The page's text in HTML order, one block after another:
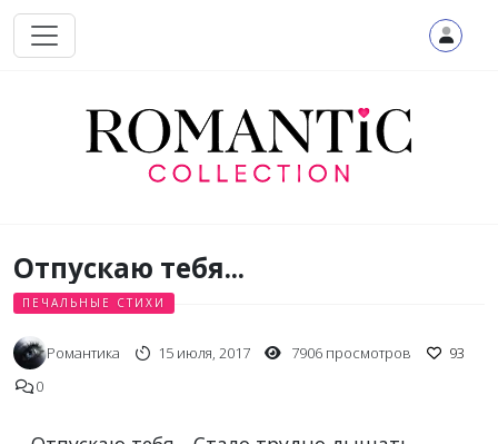
Перейти к основному содержанию
Отпускаю тебя...
ПЕЧАЛЬНЫЕ СТИХИ
Романтика 15 июля, 2017 7906 просмотров
93
0